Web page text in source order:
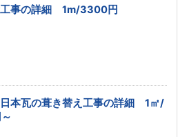
工事の詳細 1m/3300円
本瓦の葺き替え工事の詳細 1㎡/